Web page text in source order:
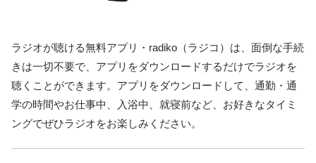
ラジオが聴ける無料アプリ・radiko（ラジコ）は、面倒な手続
きは一切不要で、アプリをダウンロードするだけでラジオを
聴くことができます。アプリをダウンロードして、通勤・通
学の時間やお仕事中、入浴中、就寝前など、お好きなタイミ
ングでぜひラジオをお楽しみください。